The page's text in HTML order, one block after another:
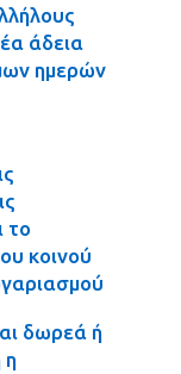
άδεια
ημερών
το
κοινού
δωρεά ή
η